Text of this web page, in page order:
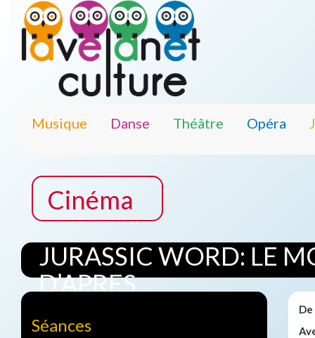
Musique Danse Théâtre Opéra
Cinéma
JURASSIC WORD: LE
D’APRES
Séances
De